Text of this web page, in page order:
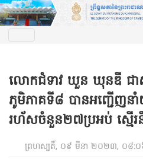
លោកជំទាវ ឃួន ឃុនឌី ជាស
ភូមិភាគទី៨ បានអញ្ជើញន
រហ័សចំនួន២៧ប្រអប់ ស្មើ
ព្រហស្បតិ៍, ០៩ មីនា ២០២៣, ០៨:០